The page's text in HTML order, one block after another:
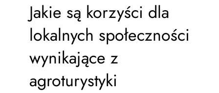
Jakie są korzyści dla
lokalnych społeczności
wynikające z
agroturystyki